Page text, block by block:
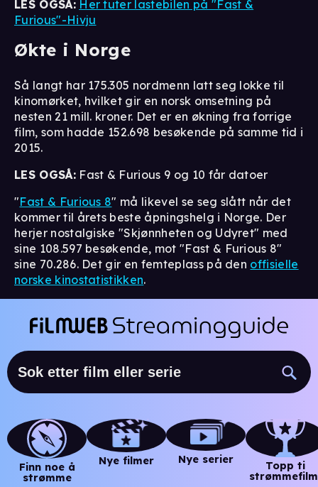
LES OGSÅ: Her tuter lastebilen på "Fast &
Furious"-Hivju
Økte i Norge
Så langt har 175.305 nordmenn latt seg lokke til
kinomørket, hvilket gir en norsk omsetning på
nesten 21 mill. kroner. Det er en økning fra forrige
film, som hadde 152.698 besøkende på samme tid i
2015.
LES OGSÅ: Fast & Furious 9 og 10 får datoer
"Fast & Furious 8" må likevel se seg slått når det
kommer til årets beste åpningshelg i Norge. Der
herjer nostalgiske "Skjønnheten og Udyret" med
sine 108.597 besøkende, mot "Fast & Furious 8"
sine 70.286. Det gir en femteplass på den offisielle
norske kinostatistikken.
Finn noe å
strømme
Nye filmer Nye serier
Topp ti